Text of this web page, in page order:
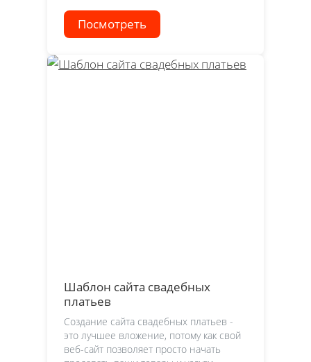
Посмотреть
Шаблон сайта свадебных
платьев
Создание сайта свадебных платьев -
это лучшее вложение, потому как свой
веб-сайт позволяет просто начать